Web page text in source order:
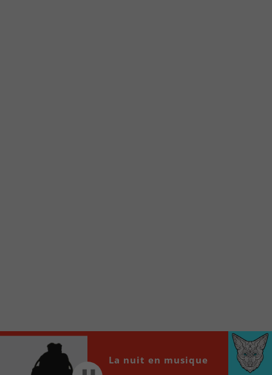
locale vous sont maintenant accessibles en un clic!
Audio
Player
00:00
La nuit en musique